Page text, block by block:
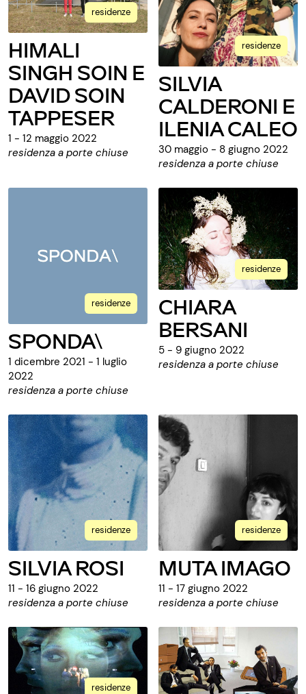
residenze
HIMALI
SINGH SOIN E
DAVID SOIN
TAPPESER
1 - 12 maggio 2022
residenza a porte chiuse
residenze
SILVIA
CALDERONI E
ILENIA CALEO
30 maggio - 8 giugno 2022
residenza a porte chiuse
residenze
SPONDA\
1 dicembre 2021 - 1 luglio
2022
residenza a porte chiuse
residenze
CHIARA
BERSANI
5 - 9 giugno 2022
residenza a porte chiuse
residenze
SILVIA ROSI
11 - 16 giugno 2022
residenza a porte chiuse
residenze
MUTA IMAGO
11 - 17 giugno 2022
residenza a porte chiuse
residenze